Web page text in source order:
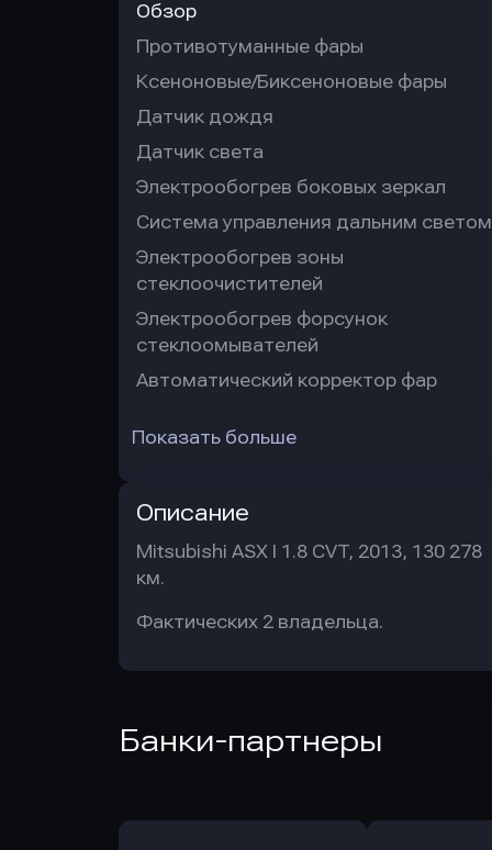
Обзор
Противотуманные фары
Ксеноновые/Биксеноновые фары
Датчик дождя
Датчик света
Электрообогрев боковых зеркал
Система управления дальним светом
Электрообогрев зоны
стеклоочистителей
Электрообогрев форсунок
стеклоомывателей
Автоматический корректор фар
Показать больше
Описание
Mitsubishi ASX I 1.8 CVT, 2013, 130 278
км.
Фактических 2 владельца.
Банки-партнеры